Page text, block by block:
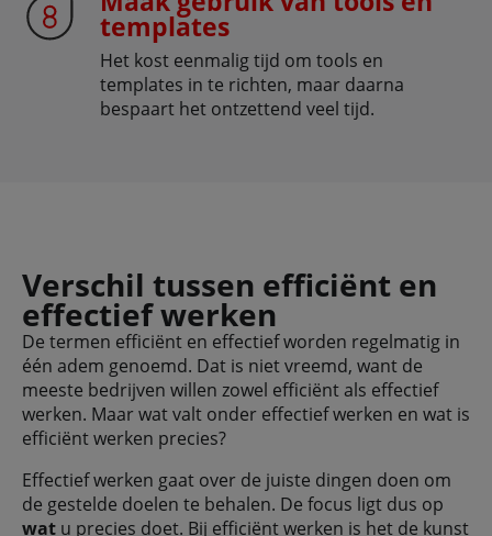
templates
Het kost eenmalig tijd om tools en
templates in te richten, maar daarna
bespaart het ontzettend veel tijd.
Verschil tussen efficiënt en
effectief werken
De termen efficiënt en effectief worden regelmatig in
één adem genoemd. Dat is niet vreemd, want de
meeste bedrijven willen zowel efficiënt als effectief
werken. Maar wat valt onder effectief werken en wat is
efficiënt werken precies?
Effectief werken gaat over de juiste dingen doen om
de gestelde doelen te behalen. De focus ligt dus op
wat u precies doet. Bij efficiënt werken is het de kunst